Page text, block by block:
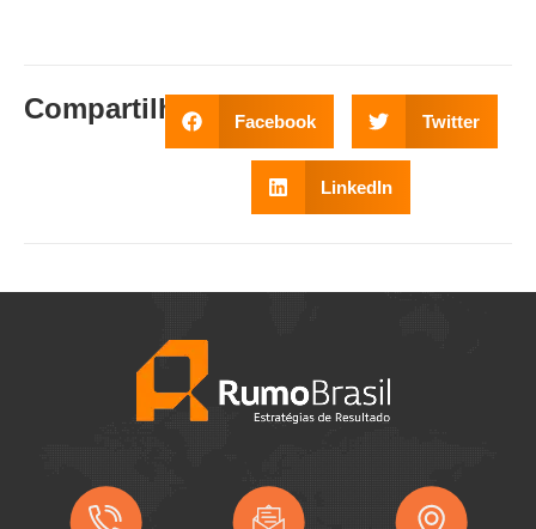
Compartilhe: Facebook Twitter
LinkedIn